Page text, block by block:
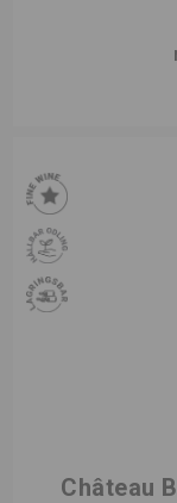
Château